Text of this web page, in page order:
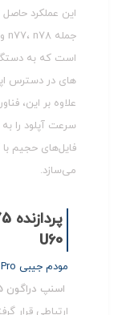
است که به
های در دسترس
علاوه بر این،
سرعت آپلود را
می‌سازد.
U60
مودم جیبی ZTE U60 Pro
اسنپ‌ دراگون X75